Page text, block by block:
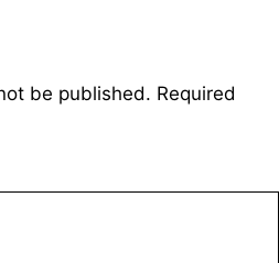
be published. Required